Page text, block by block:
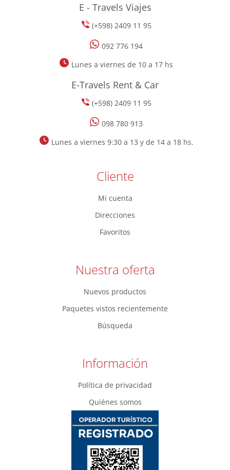
E - Travels Viajes
(+598) 2409 11 95
092 776 194
Lunes a viernes de 10 a 17 hs
E-Travels Rent & Car
(+598) 2409 11 95
098 780 913
Lunes a viernes 9:30 a 13 y de 14 a 18 hs.
Cliente
Mi cuenta
Direcciones
Favoritos
Nuestra oferta
Nuevos productos
Paquetes vistos recientemente
Búsqueda
Información
Política de privacidad
Quiénes somos